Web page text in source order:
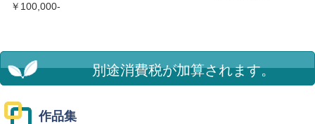
￥100,000-
別途消費税が加算されます。
作品集